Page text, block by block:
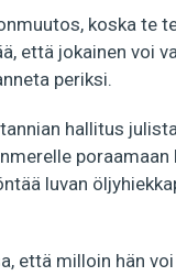
koska te
että jokainen voi
periksi.
hallitus
poraamaan
luvan
että milloin hän